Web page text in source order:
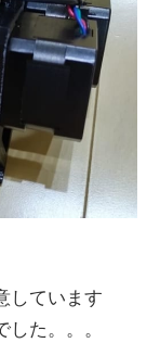
しています
た。。。